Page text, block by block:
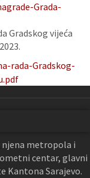
Grada-
Gradskog vijeća
rada-Gradskog-
njena metropola i
centar, glavni
Kantona Sarajevo.